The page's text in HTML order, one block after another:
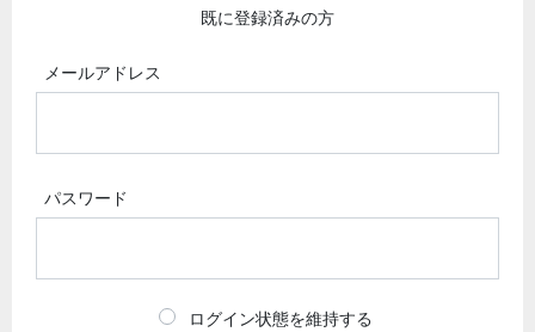
既に登録済みの方
メールアドレス
パスワード
ログイン状態を維持する